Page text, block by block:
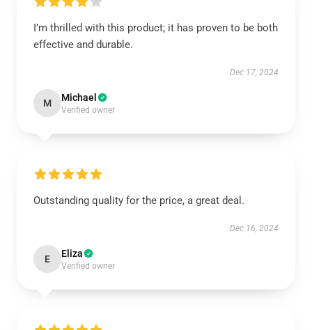
I’m thrilled with this product; it has proven to be both
effective and durable.
Dec 17, 2024
M Michael
Verified owner
Outstanding quality for the price, a great deal.
Dec 16, 2024
E Eliza
Verified owner